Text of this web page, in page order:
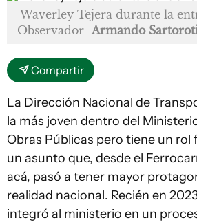
Waverley Tejera durante la
Observador Armando
Compartir
La Dirección Nacional de
la más joven dentro del
Obras Públicas pero tiene un rol
un asunto que, desde el
acá, pasó a tener mayor
realidad nacional. Recién en
integró al ministerio en un